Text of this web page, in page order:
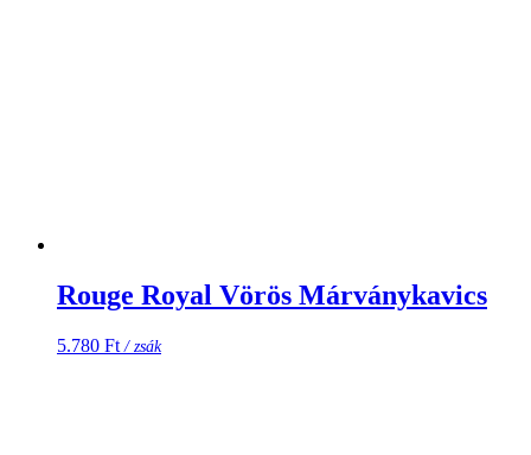
Rouge Royal Vörös Márványkavics
5.780 Ft/ zsák